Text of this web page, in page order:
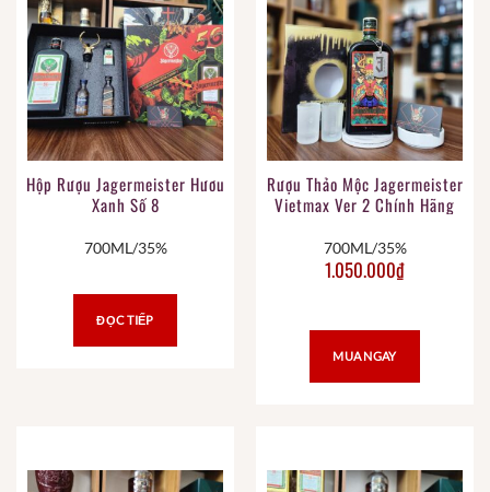
Hộp Rượu Jagermeister Hươu
Xanh Số 8
700ML/35%
ĐỌC TIẾP
Rượu Thảo Mộc Jagermeister
Vietmax Ver 2 Chính Hãng
700ML/35%
1.050.000₫
MUA NGAY